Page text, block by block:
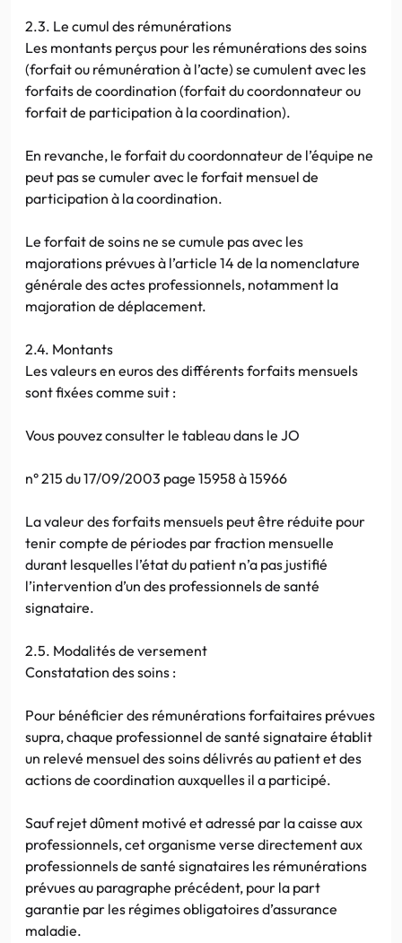
2.3. Le cumul des rémunérations
Les montants perçus pour les rémunérations des soins
(forfait ou rémunération à l’acte) se cumulent avec les
forfaits de coordination (forfait du coordonnateur ou
forfait de participation à la coordination).
En revanche, le forfait du coordonnateur de l’équipe ne
peut pas se cumuler avec le forfait mensuel de
participation à la coordination.
Le forfait de soins ne se cumule pas avec les
majorations prévues à l’article 14 de la nomenclature
générale des actes professionnels, notamment la
majoration de déplacement.
2.4. Montants
Les valeurs en euros des différents forfaits mensuels
sont fixées comme suit :
Vous pouvez consulter le tableau dans le JO
n° 215 du 17/09/2003 page 15958 à 15966
La valeur des forfaits mensuels peut être réduite pour
tenir compte de périodes par fraction mensuelle
durant lesquelles l’état du patient n’a pas justifié
l’intervention d’un des professionnels de santé
signataire.
2.5. Modalités de versement
Constatation des soins :
Pour bénéficier des rémunérations forfaitaires prévues
supra, chaque professionnel de santé signataire établit
un relevé mensuel des soins délivrés au patient et des
actions de coordination auxquelles il a participé.
Sauf rejet dûment motivé et adressé par la caisse aux
professionnels, cet organisme verse directement aux
professionnels de santé signataires les rémunérations
prévues au paragraphe précédent, pour la part
garantie par les régimes obligatoires d’assurance
maladie.